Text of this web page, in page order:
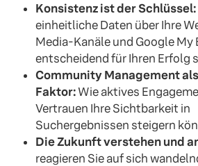
Konsistenz ist der Schlüssel:
einheitliche Daten über Ihre
Media-Kanäle und Google My
entscheidend für Ihren Erfolg
Community Management
Faktor:Wie aktives
Vertrauen Ihre Sichtbarkeit in
Suchergebnissen steigern
Die Zukunft verstehen und
reagieren Sie auf sich